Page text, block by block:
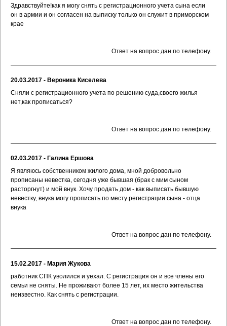
Здравствуйте!как я могу снять с регистрационного учета сына если
он в армии и он согласен на выписку только он служит в приморском
крае
Ответ на вопрос дан по телефону.
20.03.2017 - Вероника Киселева
Сняли с регистрационного учета по решению суда,своего жилья
нет,как прописаться?
Ответ на вопрос дан по телефону.
02.03.2017 - Галина Ершова
Я являюсь собственником жилого дома, мной добровольно
прописаны невестка, сегодня уже бывшая (брак с мим сыном
расторгнут) и мой внук. Хочу продать дом - как выписать бывшую
невестку, внука могу прописать по месту регистрации сына - отца
внука
Ответ на вопрос дан по телефону.
15.02.2017 - Мария Жукова
работник СПК уволился и уехал. С регистрация он и все члены его
семьи не сняты. Не проживают более 15 лет, их место жительства
неизвестно. Как снять с регистрации.
Ответ на вопрос дан по телефону.